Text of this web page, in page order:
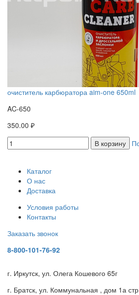
очиститель карбюратора aim-one 650ml
AC-650
350.00 ₽
В корзину
Каталог
О нас
Доставка
Условия работы
Контакты
Заказать звонок
8-800-101-76-92
г. Иркутск, ул. Олега Кошевого 65г
г. Братск, ул. Коммунальная , дом 1а